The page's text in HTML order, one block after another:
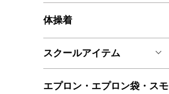
体操着
スクールアイテム
エプロン・エプロン袋・スモ